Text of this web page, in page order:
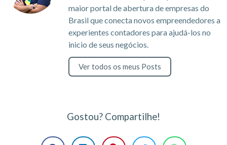
maior portal de abertura de empresas do
Brasil que conecta novos empreendedores a
experientes contadores para ajudá-los no
inicio de seus negócios.
Ver todos os meus Posts
Gostou? Compartilhe!